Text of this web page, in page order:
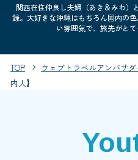
関西在住仲良し夫婦（あき＆みわ）
録。大好きな沖縄はもちろん国内の
い雰囲気で、旅先がと
TOP ウェブトラベルアンバサダ
内人】